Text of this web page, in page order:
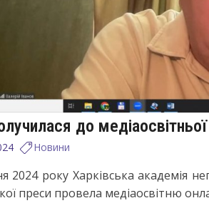
до
Новини
2024 року Харківська академія
преси провела медіаосвітню